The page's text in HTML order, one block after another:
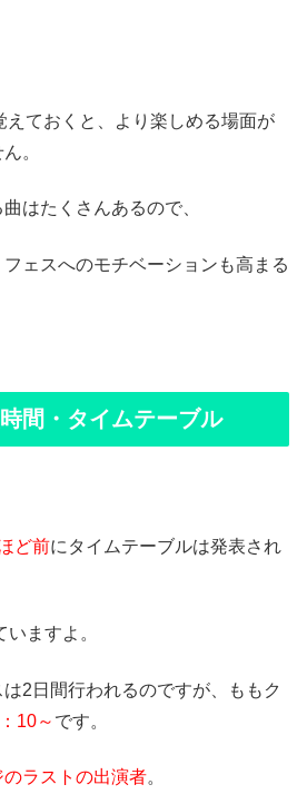
えておくと、より楽しめる場面が
。
はたくさんあるので、
ェスへのモチベーションも高まる
間・タイムテーブル
ど前にタイムテーブルは発表され
ますよ。
2日間行われるのですが、ももク
10～ です。
ラストの出演者。